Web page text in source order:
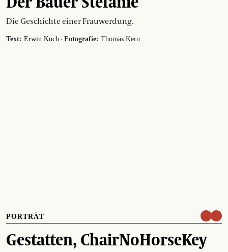
Die Geschichte einer Frauwerdung.
Text: Erwin Koch · Fotografie: Thomas Kern
PORTRÄT
Gestatten, ChairNoHorseKey